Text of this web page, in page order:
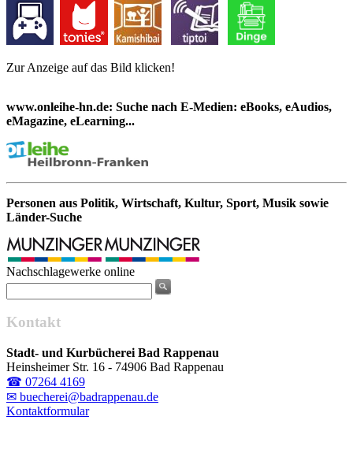
Zur Anzeige auf das Bild klicken!
www.onleihe-hn.de: Suche nach E-Medien: eBooks, eAudios,
eMagazine, eLearning...
Personen aus Politik, Wirtschaft, Kultur, Sport, Musik sowie
Länder-Suche
Nachschlagewerke online
Kontakt
Stadt- und Kurbücherei Bad Rappenau
Heinsheimer Str. 16 - 74906 Bad Rappenau
☎ 07264 4169
✉ buecherei@badrappenau.de
Kontaktformular